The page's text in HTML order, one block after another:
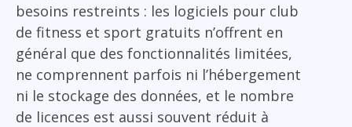
besoins restreints : les logiciels pour club
de fitness et sport gratuits n’offrent en
général que des fonctionnalités limitées,
ne comprennent parfois ni l’hébergement
ni le stockage des données, et le nombre
de licences est aussi souvent réduit à